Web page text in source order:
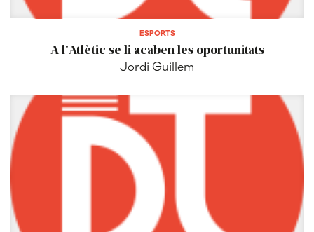
ESPORTS
A l'Atlètic se li acaben les oportunitats
Jordi Guillem